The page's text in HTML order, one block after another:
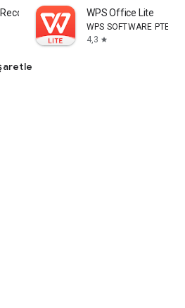
WPS Office Lite
WPS SOFTWARE PTE.
4,3 star